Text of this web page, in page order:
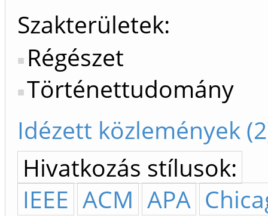
Szakterületek:
Régészet
Történettudomány
Idézett közlemények
Hivatkozás stílusok:
IEEE ACM APA